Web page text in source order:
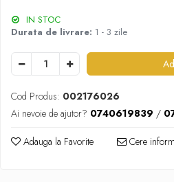
IN STOC
Durata de livrare: 1 - 3 zile
Cod Produs: 002176026
Ai nevoie de ajutor? 0740619839 /
Adauga la Favorite Cere